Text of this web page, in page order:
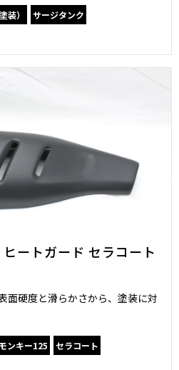
装）
サージタンク
ートガード セラコート
面硬度と滑らかさから、塗装に対
ンキー125
セラコート